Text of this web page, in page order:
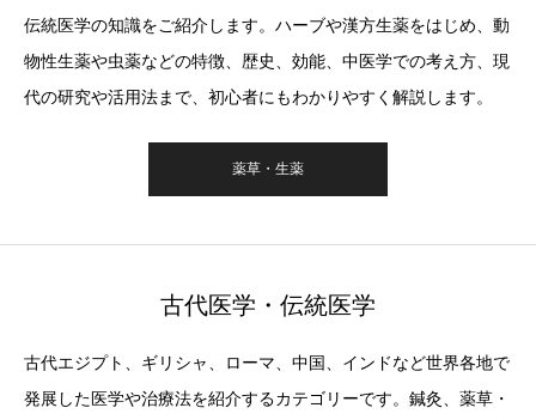
伝統医学の知識をご紹介します。ハーブや漢方生薬をはじめ、動
物性生薬や虫薬などの特徴、歴史、効能、中医学での考え方、現
代の研究や活用法まで、初心者にもわかりやすく解説します。
薬草・生薬
古代医学・伝統医学
古代エジプト、ギリシャ、ローマ、中国、インドなど世界各地で
発展した医学や治療法を紹介するカテゴリーです。鍼灸、薬草・